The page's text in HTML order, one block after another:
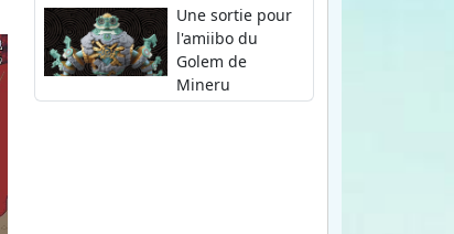
Une sortie pour
l'amiibo du
Golem de
Mineru